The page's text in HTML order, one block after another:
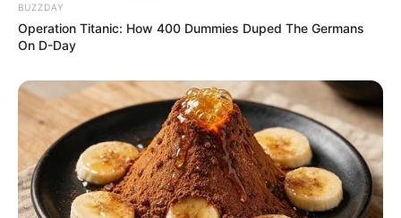
BUZZDAY
Operation Titanic: How 400 Dummies Duped The Germans
On D-Day